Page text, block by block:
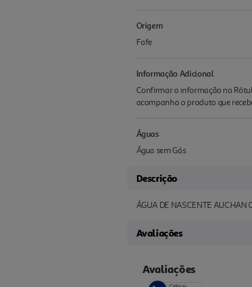
Origem
Fafe
Informação Adicional
Confirmar a informação no
acompanha o produto que
Águas
Água sem Gás
Descrição
ÁGUA DE NASCENTE AUCHAN
Avaliações